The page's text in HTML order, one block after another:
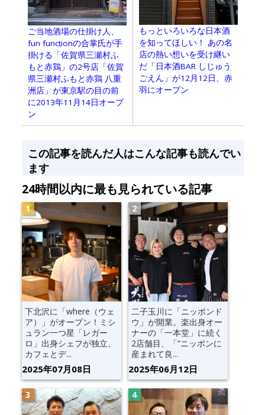
ご当地酒場の仕掛け人、
fun functionの合掌氏が手
掛ける「佐賀県三瀬村ふ
もと赤鶏」の2号店「佐賀
県三瀬村ふもと赤鶏 八重
洲店」が東京駅の目の前
に2013年11月14日オープ
ン
もっといろいろな日本酒
を知ってほしい！ あの名
店の熱い想いを受け継い
だ「日本酒BAR しじゅう
ごえん」が12月12日、赤
羽にオープン
この記事を読んだ人はこんな記事も読んでい
ます
24時間以内に最も見られている記事
下北沢に「where（ウェ
ア）」がオープン！ミシ
ュラン一つ星「レガー
ロ」出身シェフが独立、
カフェとデ...
2025年07月08日
二子玉川に「ニッポンド
ウ」が開業。楽出身オー
ナーの「一本堂」に続く
2店舗目、「“ニッポンに
産まれて良...
2025年06月12日